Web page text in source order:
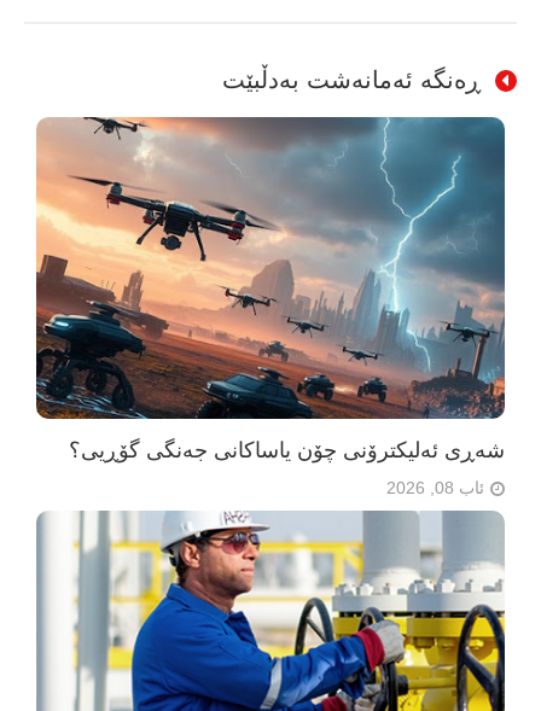
ڕەنگە ئەمانەشت بەدڵبێت
شەڕی ئەلیکترۆنی چۆن یاساکانی جەنگی گۆڕیی؟
ئاب 08, 2026